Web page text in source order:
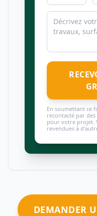
En soumettant ce
recontacté par
pour votre projet.
revendues à
DEMANDER